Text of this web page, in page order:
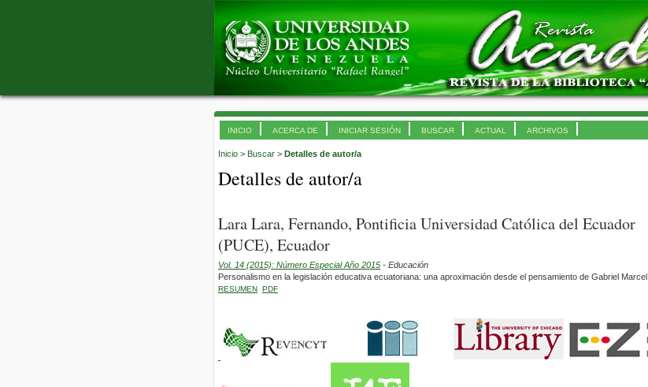
INICIO ACERCA DE INICIAR SESIÓN BUSCAR ACTUAL ARCHIVOS
Inicio > Buscar > Detalles de autor/a
Detalles de autor/a
Lara Lara, Fernando, Pontificia Universidad Católica del Ecuador
(PUCE), Ecuador
Vol. 14 (2015): Número Especial Año 2015 - Educación
Personalismo en la legislación educativa ecuatoriana: una aproximación desde el pensamiento de Gabriel Marcel.
RESUMEN PDF